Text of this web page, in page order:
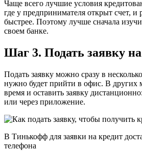
Чаще всего лучшие условия
где у предпринимателя открыт счет,
быстрее. Поэтому лучше сначала
своем банке.
Шаг 3. Подать заявку
Подать заявку можно сразу в
нужно будет прийти в офис. В других
время и оставить заявку
или через приложение.
В Тинькофф для заявки на кредит
телефона